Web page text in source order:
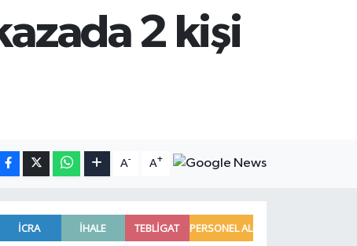
%-14
2 kişi
A- A+